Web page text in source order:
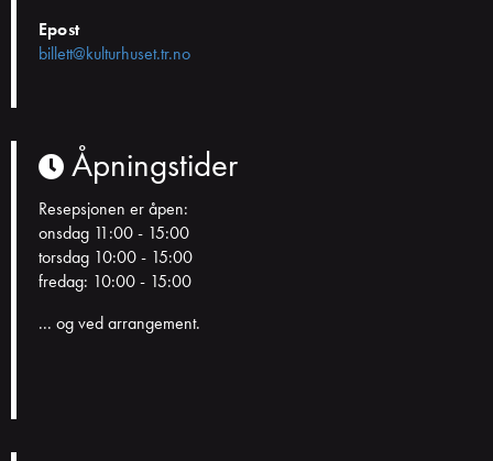
Epost
billett@kulturhuset.tr.no
Åpningstider
Resepsjonen er åpen:
onsdag 11:00 - 15:00
torsdag 10:00 - 15:00
fredag: 10:00 - 15:00
... og ved arrangement.